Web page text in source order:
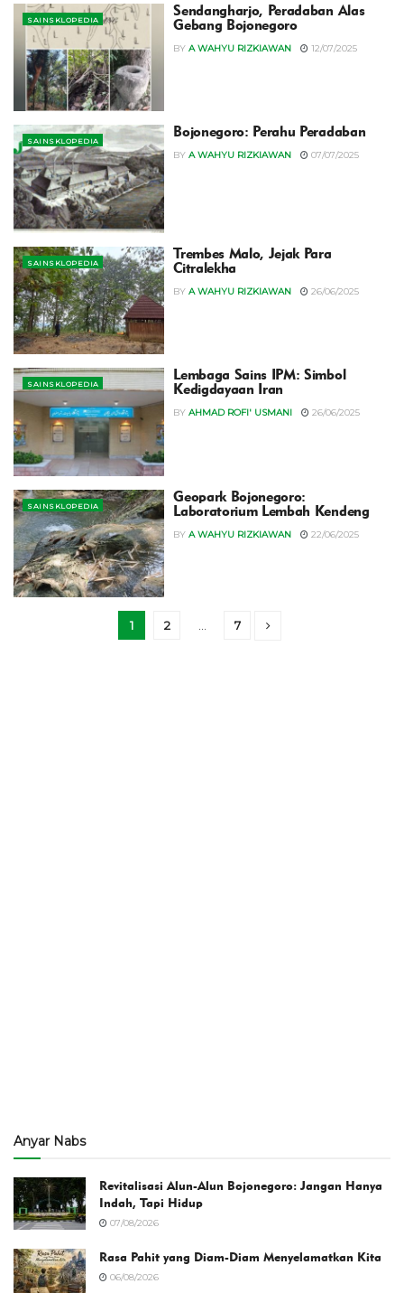
SAINSKLOPEDIA
‎Sendangharjo, Peradaban Alas
Gebang Bojonegoro
BY A WAHYU RIZKIAWAN 12/07/2025
SAINSKLOPEDIA
Bojonegoro: Perahu Peradaban
BY A WAHYU RIZKIAWAN 07/07/2025
SAINSKLOPEDIA
Trembes Malo, Jejak Para
Citralekha
BY A WAHYU RIZKIAWAN 26/06/2025
SAINSKLOPEDIA
Lembaga Sains IPM: Simbol
Kedigdayaan Iran
BY AHMAD ROFI' USMANI 26/06/2025
SAINSKLOPEDIA
Geopark Bojonegoro:
Laboratorium Lembah Kendeng
BY A WAHYU RIZKIAWAN 22/06/2025
1 2 … 7
Anyar Nabs
Revitalisasi Alun-Alun Bojonegoro: Jangan Hanya
Indah, Tapi Hidup
07/08/2026
Rasa Pahit yang Diam-Diam Menyelamatkan Kita
06/08/2026